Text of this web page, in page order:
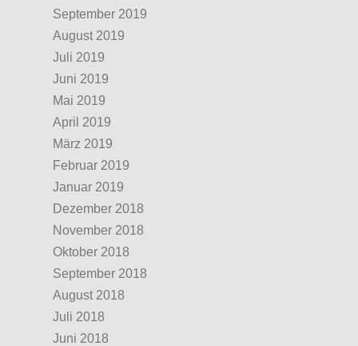
September 2019
August 2019
Juli 2019
Juni 2019
Mai 2019
April 2019
März 2019
Februar 2019
Januar 2019
Dezember 2018
November 2018
Oktober 2018
September 2018
August 2018
Juli 2018
Juni 2018